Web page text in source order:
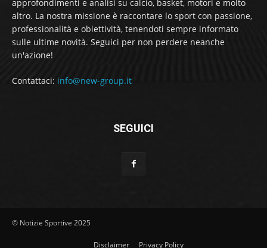
approfondimenti e analisi su calcio, basket, motori e molto
altro. La nostra missione è raccontare lo sport con passione,
professionalità e obiettività, tenendoti sempre informato
sulle ultime novità. Seguici per non perdere neanche
un'azione!
Contattaci: info@new-group.it
SEGUICI
© Notizie Sportive 2025
Disclaimer Privacy Policy